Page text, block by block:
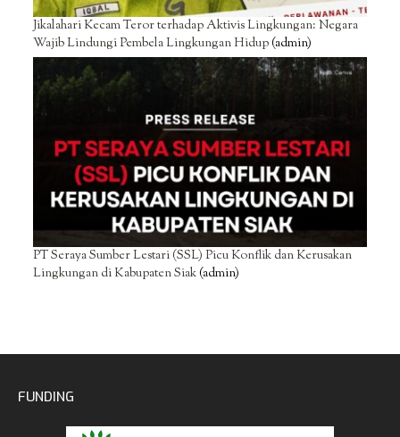
Jikalahari Kecam Teror terhadap Aktivis Lingkungan: Negara
Wajib Lindungi Pembela Lingkungan Hidup(admin)
PT Seraya Sumber Lestari (SSL) Picu Konflik dan Kerusakan
Lingkungan di Kabupaten Siak(admin)
FUNDING